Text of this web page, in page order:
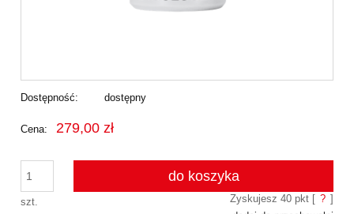
Dostępność: dostępny
Cena: 279,00 zł
szt.
do koszyka
Zyskujesz 40pkt [ ? ]